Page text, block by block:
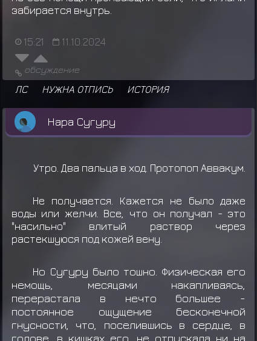
забирается внутрь.
15:21 11.10.2024
обсуждение
ЛС НУЖНА ОТПИСЬ ИСТОРИЯ
Нара Сугуру
Утро. Два пальца в ход. Протопоп Аввакум.
Не получается. Кажется не было даже
воды или желчи. Все, что он получал - это
"насильно" влитый раствор через
растекшуюся под кожей вену.
Но Сугуру было тошно. Физическая его
немощь, месяцами накапливаясь,
перерастала в нечто большее -
постоянное ощущение бесконечной
гнусности, что, поселившись в сердце, в
голове, в кишках его, не отпускала ни на